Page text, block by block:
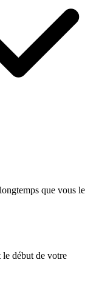
que vous le
début de votre